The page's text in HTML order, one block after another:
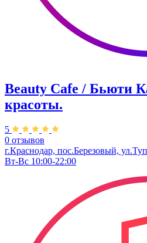
Beauty Cafe / Бьюти
красоты.
5
0 отзывов
г.Краснодар, пос.Березовый,
Вт-Вс 10:00-22:00